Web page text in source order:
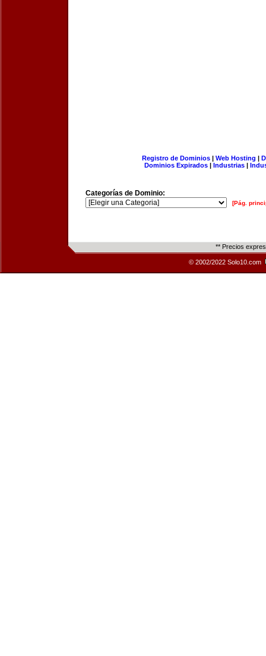
Registro de Dominios| Web Hosting |
Dominios Expirados | Industrias |
Categorías de Dominio:
[Pág.
** Precios
© 2002/2022 Solo10.com